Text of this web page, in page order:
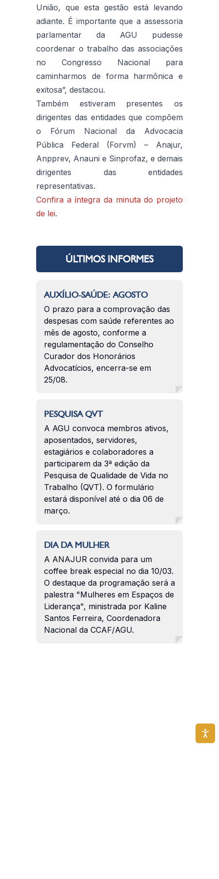
União, que esta gestão está levando
adiante. É importante que a assessoria
parlamentar da AGU pudesse
coordenar o trabalho das associações
no Congresso Nacional para
caminharmos de forma harmônica e
exitosa”, destacou.
Também estiveram presentes os
dirigentes das entidades que compõem
o Fórum Nacional da Advocacia
Pública Federal (Forvm) – Anajur,
Anpprev, Anauni e Sinprofaz, e demais
dirigentes das entidades
representativas.
Confira a íntegra da minuta do projeto
de lei.
ÚLTIMOS INFORMES
AUXÍLIO-SAÚDE: AGOSTO
O prazo para a comprovação das
despesas com saúde referentes ao
mês de agosto, conforme a
regulamentação do Conselho
Curador dos Honorários
Advocatícios, encerra-se em
25/08.
PESQUISA QVT
A AGU convoca membros ativos,
aposentados, servidores,
estagiários e colaboradores a
participarem da 3ª edição da
Pesquisa de Qualidade de Vida no
Trabalho (QVT). O formulário
estará disponível até o dia 06 de
março.
DIA DA MULHER
A ANAJUR convida para um
coffee break especial no dia 10/03.
O destaque da programação será a
palestra "Mulheres em Espaços de
Liderança", ministrada por Kaline
Santos Ferreira, Coordenadora
Nacional da CCAF/AGU.